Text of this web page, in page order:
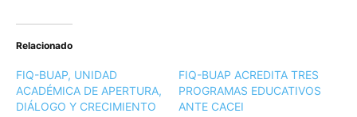
Relacionado
FIQ-BUAP, UNIDAD
ACADÉMICA DE APERTURA,
DIÁLOGO Y CRECIMIENTO
FIQ-BUAP ACREDITA TRES
PROGRAMAS EDUCATIVOS
ANTE CACEI